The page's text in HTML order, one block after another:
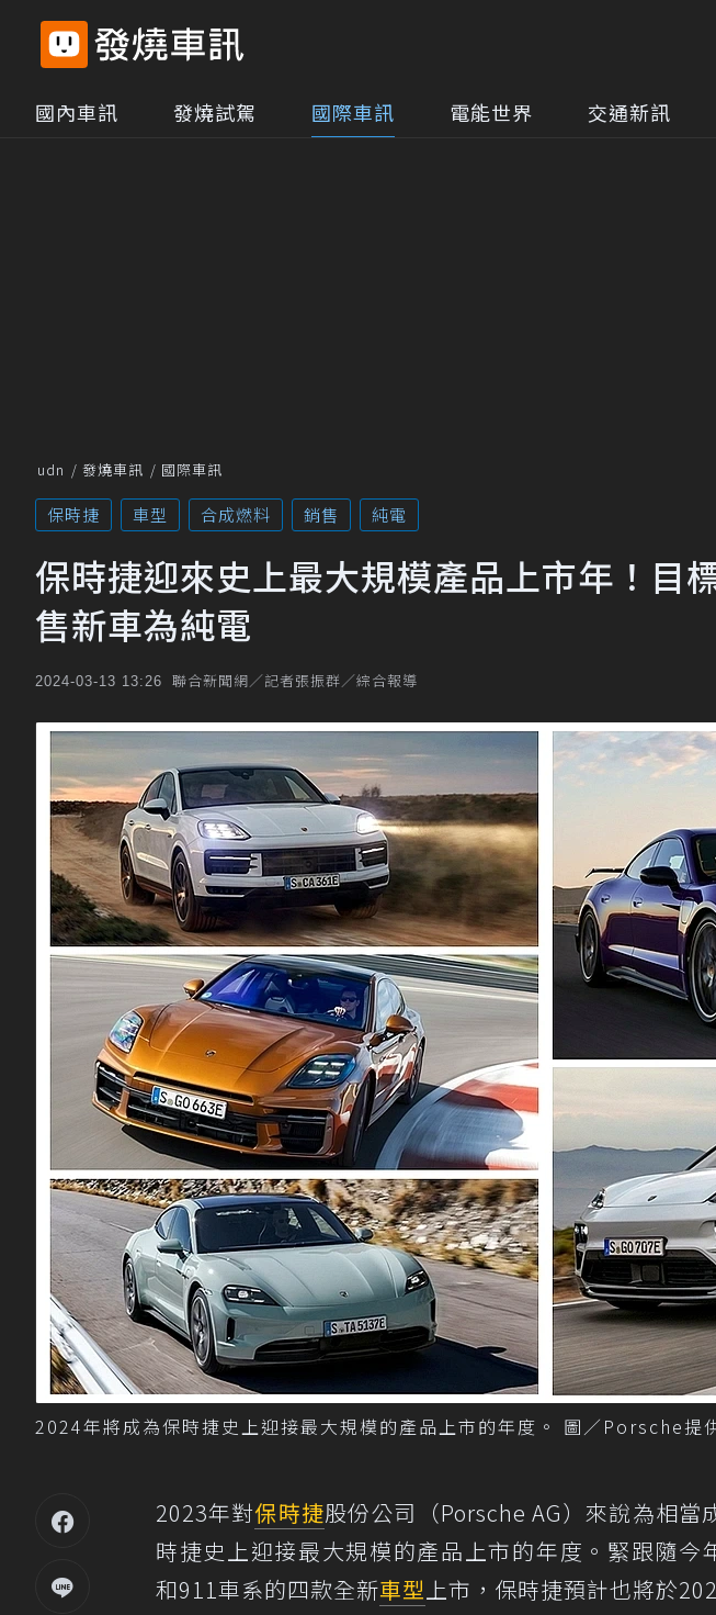
國內車訊 發燒試駕 國際車訊 電能世界 交通新訊
udn 發燒車訊 國際車訊
保時捷 車型 合成燃料 銷售 純電
保時捷迎來史上最大規模產品上市年！目
售新車為純電
2024-03-13 13:26 聯合新聞網／記者張振群／綜合報導
2024年將成為保時捷史上迎接最大規模的產品上市的年度。 圖／Porsche提
2023年對保時捷股份公司（Porsche AG）來說為相
時捷史上迎接最大規模的產品上市的年度。緊跟隨今
和911車系的四款全新車型上市，保時捷預計也將於